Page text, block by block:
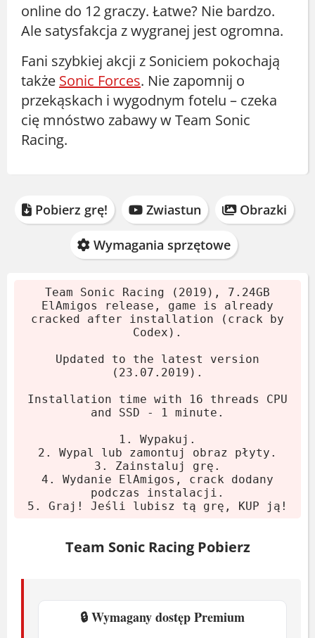
online do 12 graczy. Łatwe? Nie bardzo.
Ale satysfakcja z wygranej jest ogromna.
Fani szybkiej akcji z Soniciem pokochają
także Sonic Forces. Nie zapomnij o
przekąskach i wygodnym fotelu – czeka
cię mnóstwo zabawy w Team Sonic
Racing.
Pobierz grę! Zwiastun Obrazki
Wymagania sprzętowe
Team Sonic Racing (2019), 7.24GB
ElAmigos release, game is already
cracked after installation (crack by
Codex).
Updated to the latest version
(23.07.2019).
Installation time with 16 threads CPU
and SSD - 1 minute.
1. Wypakuj.
2. Wypal lub zamontuj obraz płyty.
3. Zainstaluj grę.
4. Wydanie ElAmigos, crack dodany
podczas instalacji.
5. Graj! Jeśli lubisz tą grę, KUP ją!
Team Sonic Racing Pobierz
🔒 Wymagany dostęp Premium